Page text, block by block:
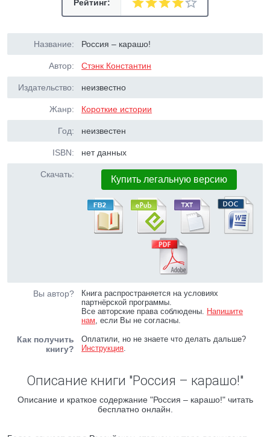
Рейтинг:
Название: Россия – карашо!
Автор: Стэнк Константин
Издательство: неизвестно
Жанр: Короткие истории
Год: неизвестен
ISBN: нет данных
Скачать: Купить легальную версию
Вы автор?
Книга распространяется на условиях
партнёрской программы.
Все авторские права соблюдены. Напишите
нам, если Вы не согласны.
Как получить
книгу?
Оплатили, но не знаете что делать дальше?
Инструкция.
Описание книги "Россия – карашо!"
Описание и краткое содержание "Россия – карашо!" читать
бесплатно онлайн.